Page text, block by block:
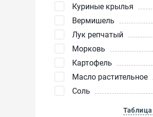
Куриные крылья
Вермишель
Лук репчатый
Морковь
Картофель
Масло растительное
Соль